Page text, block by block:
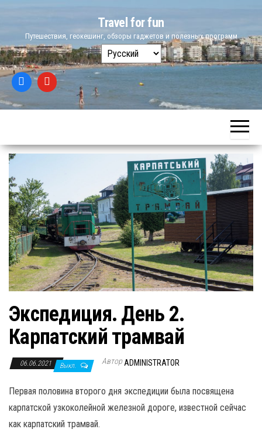
content
Travel for fun
Путешествия, геокешинг, обзоры гаджетов и полезных программ
Выбрать
язык
Экспедиция. День 2.
Карпатский трамвай
06.06.2021 Выкл. АвторADMINISTRATOR
Первая половина второго дня экспедиции была посвящена
карпатской узкоколейной железной дороге, известной сейчас
как карпатский трамвай.